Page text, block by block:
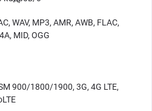
WAV, MP3, AMR, AWB, FLAC,
MID, OGG
900/1800/1900, 3G, 4G LTE,